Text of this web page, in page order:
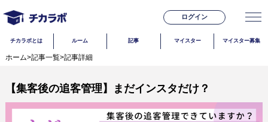
ログイン
チカラボとは ルーム 記事 マイスター マイスター募集
ホーム>記事一覧>記事詳細
【集客後の追客管理】まだインスタだけ？